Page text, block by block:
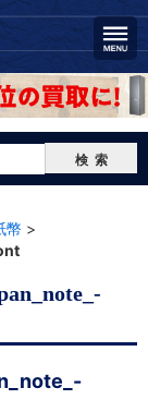
検索
幣 >